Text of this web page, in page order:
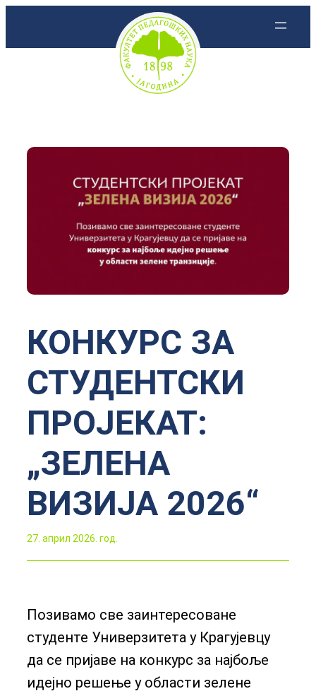
КОНКУРС ЗА
СТУДЕНТСКИ
ПРОЈЕКАТ:
„ЗЕЛЕНА
ВИЗИЈА 2026“
27. април 2026. год.
Позивамо све заинтересоване
студенте Универзитета у Крагујевцу
да се пријаве на конкурс за најбоље
идејно решење у области зелене